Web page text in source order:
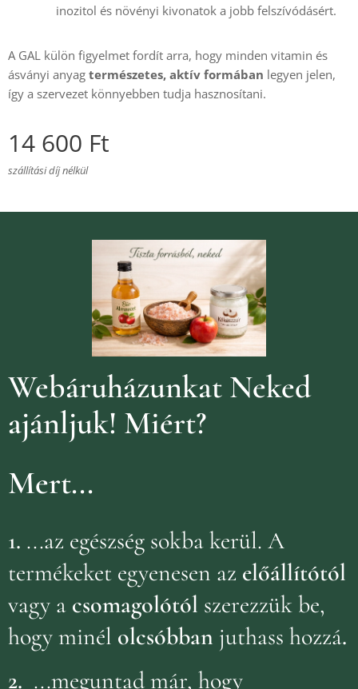
inozitol és növényi kivonatok a jobb felszívódásért.
A GAL külön figyelmet fordít arra, hogy minden vitamin és
ásványi anyag természetes, aktív formában legyen jelen,
így a szervezet könnyebben tudja hasznosítani.
14 600 Ft
szállítási díj nélkül
Webáruházunkat Neked
ajánljuk! Miért?
Mert...
1. ...az egészség sokba kerül. A
termékeket egyenesen az előállítótól
vagy a csomagolótól szerezzük be,
hogy minél olcsóbban juthass hozzá.
2. ...meguntad már, hogy